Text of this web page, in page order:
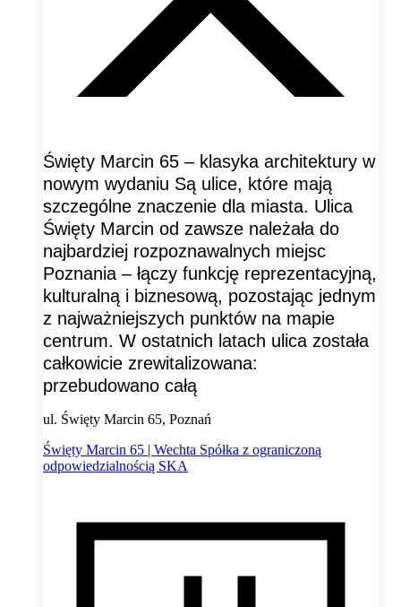
Święty Marcin 65 – klasyka architektury w
nowym wydaniu Są ulice, które mają
szczególne znaczenie dla miasta. Ulica
Święty Marcin od zawsze należała do
najbardziej rozpoznawalnych miejsc
Poznania – łączy funkcję reprezentacyjną,
kulturalną i biznesową, pozostając jednym
z najważniejszych punktów na mapie
centrum. W ostatnich latach ulica została
całkowicie zrewitalizowana:
przebudowano całą
ul. Święty Marcin 65, Poznań
Święty Marcin 65 | Wechta Spółka z ograniczoną
odpowiedzialnością SKA